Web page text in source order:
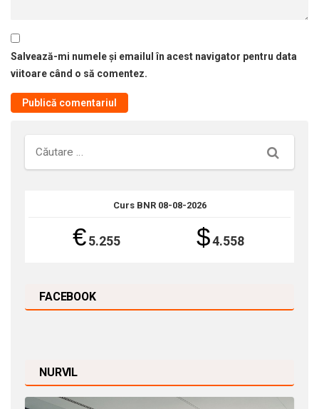
Salvează-mi numele și emailul în acest navigator pentru data
viitoare când o să comentez.
Căutare
Curs BNR 08-08-2026
€5.255 $4.558
FACEBOOK
NURVIL